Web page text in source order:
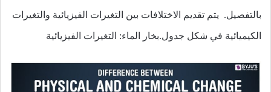
بالتفصيل. يتم تقديم الاختلافات بين التغيرات الفيزيائية والتغيرات
الكيميائية في شكل جدول.بخار الماء: التغيرات الفيزيائية